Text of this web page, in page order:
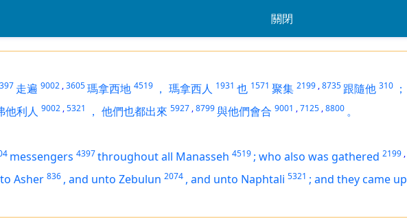
關閉
走遍 9002 ,3605瑪拿西地 4519 ， 瑪拿西人 1931 也 1571 聚集 2199 ,8735 跟隨他 310 ；
他利人 9002 ,5321 ， 他們也都出來 5927 ,8799與他們會合 9001 ,7125 ,8800 。
messengers 4397throughout all Manasseh 4519 ; who also was gathered 2199 ,
Asher 836 , and unto Zebulun 2074 , and unto Naphtali 5321 ; and they came up